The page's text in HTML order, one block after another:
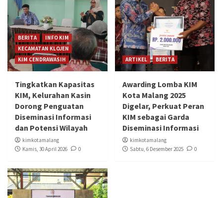
BERITA
INFO KIM
KECAMATAN KLOJEN
KIM CENDRAWASIH
Tingkatkan Kapasitas
KIM, Kelurahan Kasin
Dorong Penguatan
Diseminasi Informasi
dan Potensi Wilayah
kimkotamalang
Kamis, 30 April 2026
0
ARTIKEL BERITA
Awarding Lomba KIM
Kota Malang 2025
Digelar, Perkuat Peran
KIM sebagai Garda
Diseminasi Informasi
kimkotamalang
Sabtu, 6 Desember 2025
0